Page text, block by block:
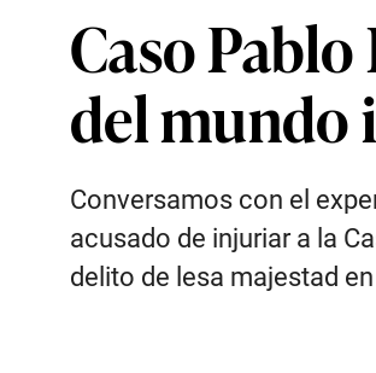
Caso
del mundo
Conversamos con el
acusado de injuriar a la
delito de lesa majestad